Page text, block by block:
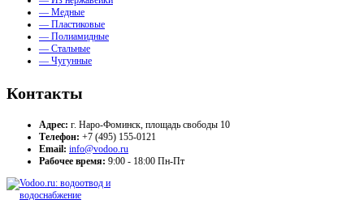
— Медные
— Пластиковые
— Полиамидные
— Стальные
— Чугунные
Контакты
Адрес: г. Наро-Фоминск, площадь свободы 10
Телефон: +7 (495) 155-0121
Email: info@vodoo.ru
Рабочее время: 9:00 - 18:00 Пн-Пт